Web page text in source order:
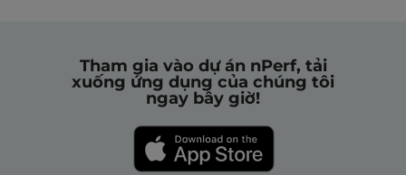
Tham gia vào dự án nPerf, tải
xuống ứng dụng của chúng tôi
ngay bây giờ!